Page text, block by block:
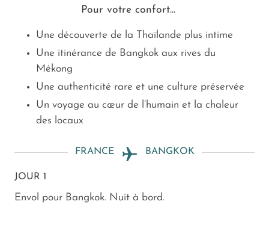
Pour votre confort...
Une découverte de la Thaïlande plus intime
Une itinérance de Bangkok aux rives du
Mékong
Une authenticité rare et une culture préservée
Un voyage au cœur de l’humain et la chaleur
des locaux
FRANCE BANGKOK
JOUR 1
Envol pour Bangkok. Nuit à bord.